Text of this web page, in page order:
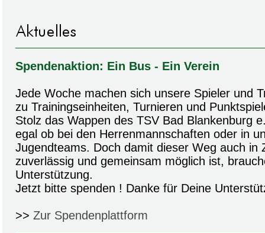
Spendenaktion: Ein Bus - Ein Verein
Jede Woche machen sich unsere Spieler und
zu Trainingseinheiten, Turnieren und
Stolz das Wappen des TSV Bad Blankenburg
egal ob bei den Herrenmannschaften oder in
Jugendteams. Doch damit dieser Weg auch in
zuverlässig und gemeinsam möglich ist,
Unterstützung.
Jetzt bitte spenden ! Danke für Deine
>> Zur Spendenplattform